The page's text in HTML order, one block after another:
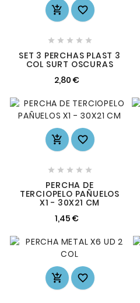
 
    
SET 3 PERCHAS PLAST 3
COL SURT OSCURAS
2,80 €
 
    
PERCHA DE
TERCIOPELO PAÑUELOS
X1 - 30X21 CM
1,45 €
 